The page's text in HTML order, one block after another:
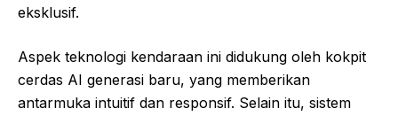
eksklusif.
Aspek teknologi kendaraan ini didukung oleh kokpit
cerdas AI generasi baru, yang memberikan
antarmuka intuitif dan responsif. Selain itu, sistem